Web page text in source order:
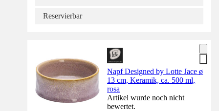
Reservierbar
Napf Designed by Lotte Jace ø
13 cm, Keramik, ca. 500 ml,
rosa
Artikel wurde noch nicht
bewertet.